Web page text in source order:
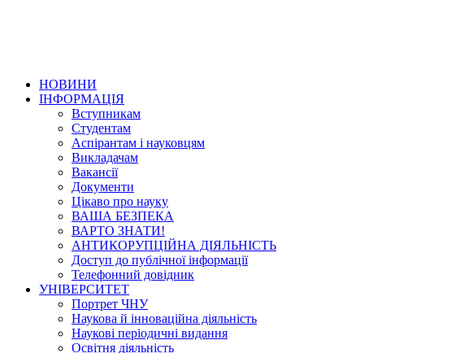
НОВИНИ
ІНФОРМАЦІЯ
Вступникам
Студентам
Аспірантам і науковцям
Викладачам
Вакансії
Документи
Цікаво про науку
ВАША БЕЗПЕКА
ВАРТО ЗНАТИ!
АНТИКОРУПЦІЙНА ДІЯЛЬНІСТЬ
Доступ до публічної інформації
Телефонний довідник
УНІВЕРСИТЕТ
Портрет ЧНУ
Наукова й інноваційна діяльність
Наукові періодичні видання
Освітня діяльність